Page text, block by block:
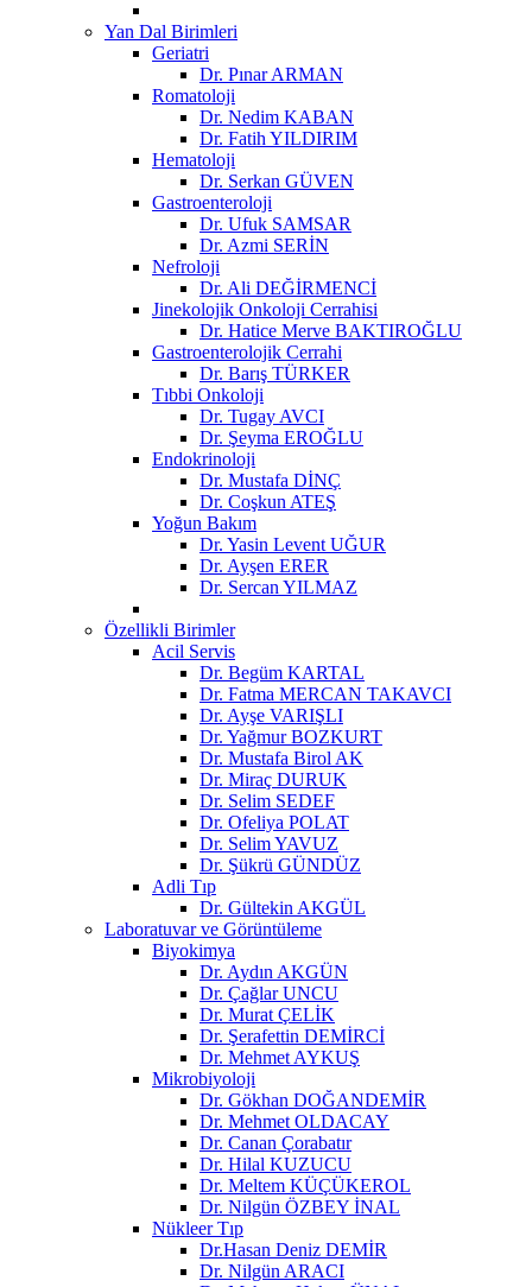
Yan Dal Birimleri
Geriatri
Dr. Pınar ARMAN
Romatoloji
Dr. Nedim KABAN
Dr. Fatih YILDIRIM
Hematoloji
Dr. Serkan GÜVEN
Gastroenteroloji
Dr. Ufuk SAMSAR
Dr. Azmi SERİN
Nefroloji
Dr. Ali DEĞİRMENCİ
Jinekolojik Onkoloji Cerrahisi
Dr. Hatice Merve BAKTIROĞLU
Gastroenterolojik Cerrahi
Dr. Barış TÜRKER
Tıbbi Onkoloji
Dr. Tugay AVCI
Dr. Şeyma EROĞLU
Endokrinoloji
Dr. Mustafa DİNÇ
Dr. Coşkun ATEŞ
Yoğun Bakım
Dr. Yasin Levent UĞUR
Dr. Ayşen ERER
Dr. Sercan YILMAZ
Özellikli Birimler
Acil Servis
Dr. Begüm KARTAL
Dr. Fatma MERCAN TAKAVCI
Dr. Ayşe VARIŞLI
Dr. Yağmur BOZKURT
Dr. Mustafa Birol AK
Dr. Miraç DURUK
Dr. Selim SEDEF
Dr. Ofeliya POLAT
Dr. Selim YAVUZ
Dr. Şükrü GÜNDÜZ
Adli Tıp
Dr. Gültekin AKGÜL
Laboratuvar ve Görüntüleme
Biyokimya
Dr. Aydın AKGÜN
Dr. Çağlar UNCU
Dr. Murat ÇELİK
Dr. Şerafettin DEMİRCİ
Dr. Mehmet AYKUŞ
Mikrobiyoloji
Dr. Gökhan DOĞANDEMİR
Dr. Mehmet OLDACAY
Dr. Canan Çorabatır
Dr. Hilal KUZUCU
Dr. Meltem KÜÇÜKEROL
Dr. Nilgün ÖZBEY İNAL
Nükleer Tıp
Dr.Hasan Deniz DEMİR
Dr. Nilgün ARACI